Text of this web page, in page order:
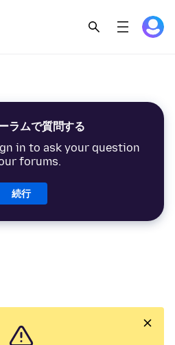
ラムで質問する
in to ask your question
forums.
続行